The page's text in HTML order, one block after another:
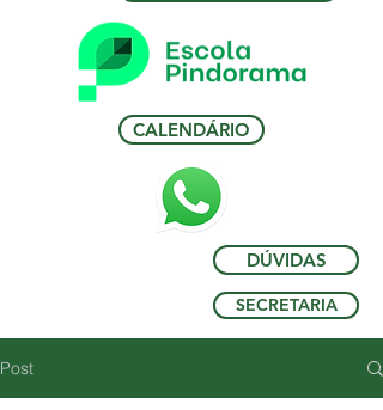
CALENDÁRIO
DÚVIDAS
SECRETARIA
Post